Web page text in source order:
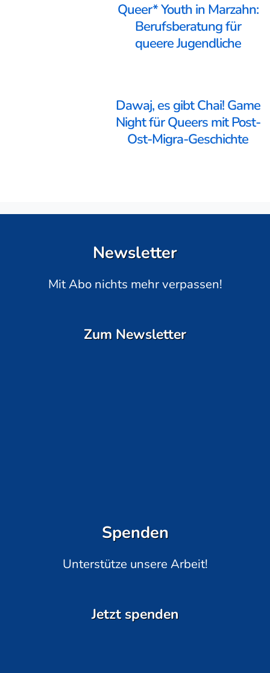
Queer* Youth in Marzahn:
Berufsberatung für
queere Jugendliche
Dawaj, es gibt Chai! Game
Night für Queers mit Post-
Ost-Migra-Geschichte
Newsletter
Mit Abo nichts mehr verpassen!
Zum Newsletter
Spenden
Unterstütze unsere Arbeit!
Jetzt spenden